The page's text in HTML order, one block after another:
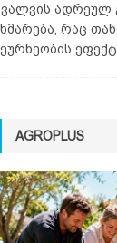
ადრეულ
რაც
AGROPLUS